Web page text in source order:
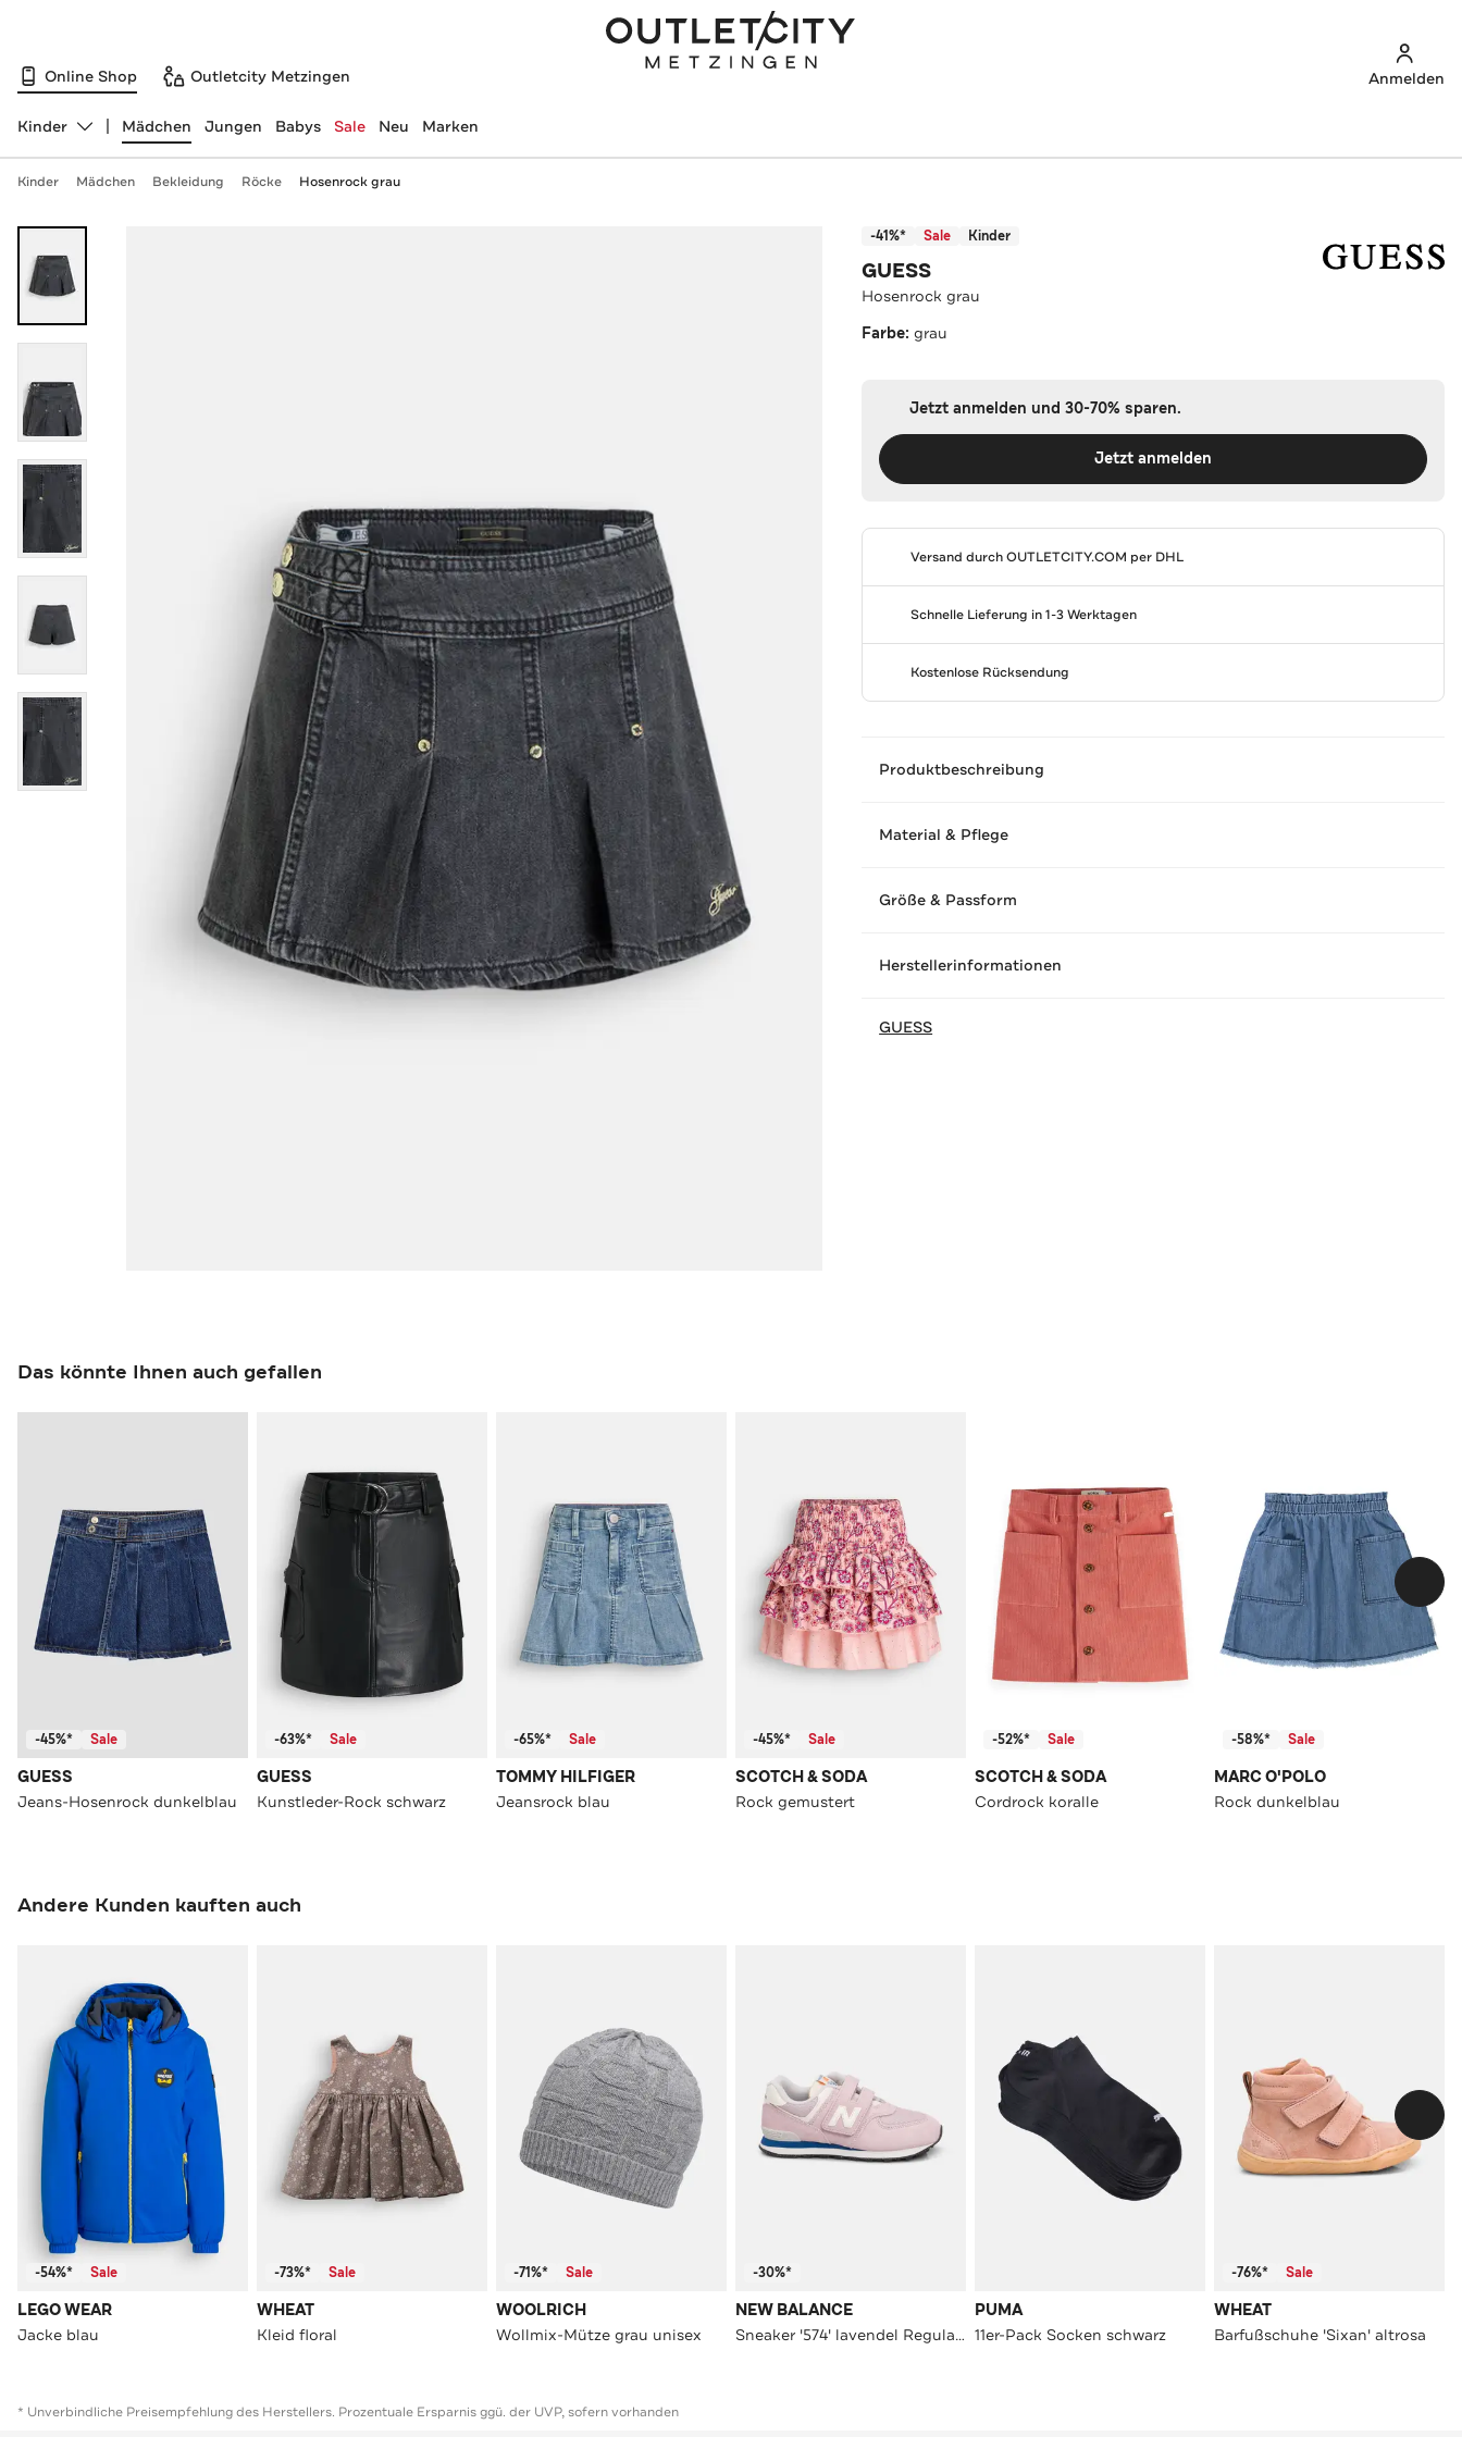
Online Shop Outletcity Metzingen Anmelden
Abteilung ändern, ausgewählt:
Kinder Mädchen Jungen Babys Sale Neu Marken
Kinder Mädchen Bekleidung Röcke Hosenrock grau
-41%* Sale Kinder
GUESS
Hosenrock grau
Farbe:grau
Jetzt anmelden und 30-70% sparen.
Jetzt anmelden
Versand durchOUTLETCITY.COM per DHL
Schnelle Lieferung in 1-3 Werktagen
Kostenlose Rücksendung
Produktbeschreibung
Material & Pflege
Größe & Passform
Herstellerinformationen
GUESS
Das könnte Ihnen auch gefallen
-45%* Sale
GUESS
Jeans-Hosenrock dunkelblau
-63%* Sale
GUESS
Kunstleder-Rock schwarz
-65%* Sale
TOMMY HILFIGER
Jeansrock blau
-45%* Sale
SCOTCH & SODA
Rock gemustert
-52%* Sale
SCOTCH & SODA
Cordrock koralle
-58%* Sale
MARC O'POLO
Rock dunkelblau
Andere Kunden kauften auch
-54%* Sale
LEGO WEAR
Jacke blau
-73%* Sale
WHEAT
Kleid floral
-71%* Sale
WOOLRICH
Wollmix-Mütze grau unisex
-30%*
NEW BALANCE
Sneaker '574' lavendel Regular Fit
PUMA
11er-Pack Socken schwarz
-76%* Sale
WHEAT
Barfußschuhe 'Sixan' altrosa
* Unverbindliche Preisempfehlung des Herstellers. Prozentuale Ersparnis ggü. der UVP, sofern vorhanden